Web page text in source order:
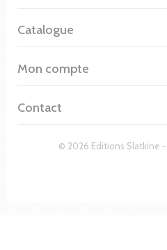
© 2026 Editions Slatkine
Catalogue
Mon compte
Contact